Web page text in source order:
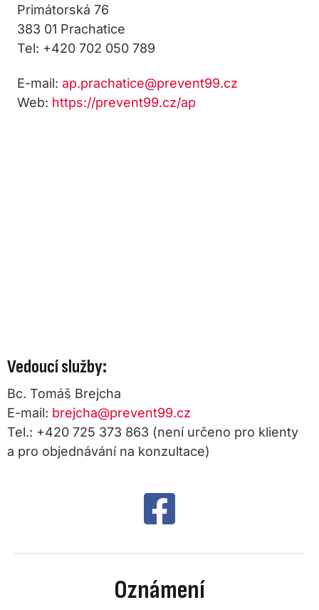
Primátorská 76
383 01 Prachatice
Tel: +420 702 050 789
E-mail: ap.prachatice@prevent99.cz
Web: https://prevent99.cz/ap
Vedoucí služby:
Bc. Tomáš Brejcha
E-mail: brejcha@prevent99.cz
Tel.: +420 725 373 863 (není určeno pro klienty
a pro objednávání na konzultace)
Oznámení